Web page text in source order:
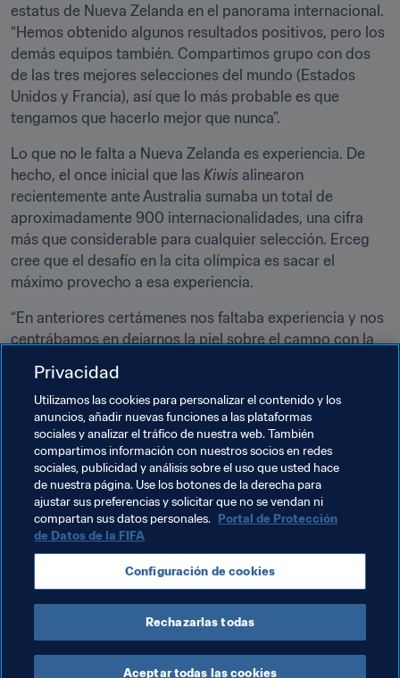
estatus de Nueva Zelanda en el panorama internacional.
“Hemos obtenido algunos resultados positivos, pero los
demás equipos también. Compartimos grupo con dos
de las tres mejores selecciones del mundo (Estados
Unidos y Francia), así que lo más probable es que
tengamos que hacerlo mejor que nunca”.
Lo que no le falta a Nueva Zelanda es experiencia. De
hecho, el once inicial que las Kiwis alinearon
recientemente ante Australia sumaba un total de
aproximadamente 900 internacionalidades, una cifra
más que considerable para cualquier selección. Erceg
cree que el desafío en la cita olímpica es sacar el
máximo provecho a esa experiencia.
“En anteriores certámenes nos faltaba experiencia y nos
centrábamos en dejarnos la piel sobre el campo con la
Erceg. “Ahora somos uno de los equipos más
experimentados. Disponemos por tanto de una gran
arma, y espero que podamos aprovecharla. Tenemos
mucha experiencia y contamos con numerosas
jugadoras que saben cómo hacer daño a nuestros
rivales”, concluye.
Temas relacionados
Competiciones New Zealand OFC
Privacidad
Utilizamos las cookies para personalizar el contenido y los
anuncios, añadir nuevas funciones a las plataformas
sociales y analizar el tráfico de nuestra web. También
compartimos información con nuestros socios en redes
sociales, publicidad y análisis sobre el uso que usted hace
de nuestra página. Use los botones de la derecha para
ajustar sus preferencias y solicitar que no se vendan ni
compartan sus datos personales. Portal de Protección
de Datos de la FIFA
Configuración de cookies
Rechazarlas todas
Aceptar todas las cookies